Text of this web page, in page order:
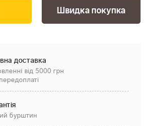
Швидка покупка
доставка
від 5000 грн
бурштин